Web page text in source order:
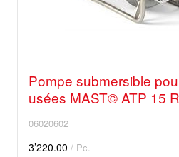
Pompe submersible
usées MAST© ATP 15
06020602
3’220.00 / Pc.